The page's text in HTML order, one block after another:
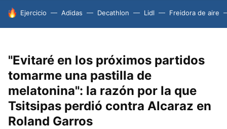
HOY SE HABLA DE
Ejercicio Adidas Decathlon Lidl Freidora de aire
"Evitaré en los próximos partidos
tomarme una pastilla de
melatonina": la razón por la que
Tsitsipas perdió contra Alcaraz en
Roland Garros